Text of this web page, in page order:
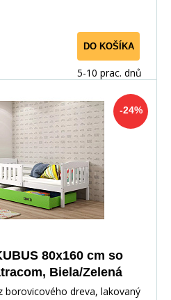
DO KOŠÍKA
5-10 prac. dnů
-24%
80x160 cm so
Biela/Zelená
borovicového dreva, lakovaný